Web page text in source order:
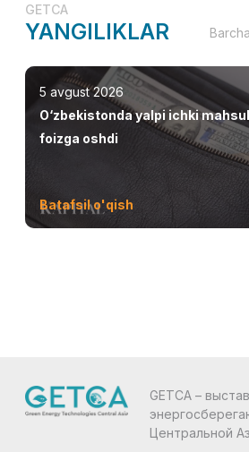
GETCA
YANGILIKLAR
5 avgust 2026
O‘zbekistonda yalpi ichki
foizga oshdi
Batafsil o'qish
GETCA –
Центральной